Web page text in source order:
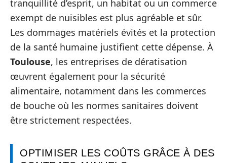
tranquillité d’esprit, un habitat ou un commerce
exempt de nuisibles est plus agréable et sûr.
Les dommages matériels évités et la protection
de la santé humaine justifient cette dépense. À
Toulouse, les entreprises de dératisation
œuvrent également pour la sécurité
alimentaire, notamment dans les commerces
de bouche où les normes sanitaires doivent
être strictement respectées.
OPTIMISER LES COÛTS GRÂCE À DES